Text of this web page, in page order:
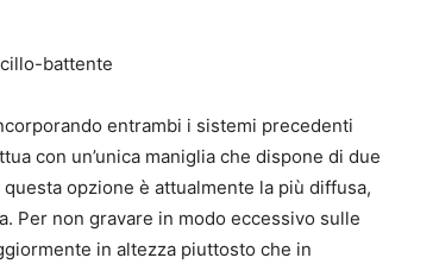
entrambi i sistemi precedenti
con un’unica maniglia che dispone di due
opzione è attualmente la più diffusa,
Per non gravare in modo eccessivo sulle
in altezza piuttosto che in